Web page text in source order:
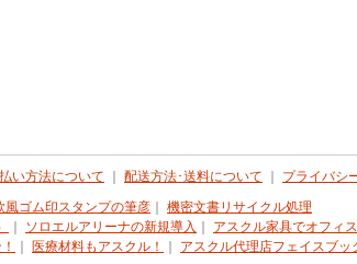
い方法について 配送方法･送料について
プライバシ
風ゴム印スタンプの筆彦
機密文書リサイクル処理
ソロエルアリーナの新規導入
アスクル家具でオフィ
医療材料もアスクル！ アスクル代理店フェイスブッ